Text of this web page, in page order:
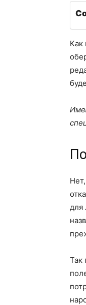
Как
для
Так